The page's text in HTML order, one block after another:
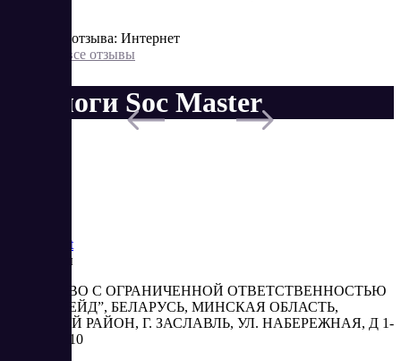
Источник отзыва: Интернет
Показать все отзывы
Аналоги Soc Master
Market
Реквизиты
ОБЩЕСТВО С ОГРАНИЧЕННОЙ ОТВЕТСТВЕННОСТЬЮ
“АБЕСТРЕЙД”, БЕЛАРУСЬ, МИНСКАЯ ОБЛАСТЬ,
МИНСКИЙ РАЙОН, Г. ЗАСЛАВЛЬ, УЛ. НАБЕРЕЖНАЯ, Д 1-
2, КОМ. 310